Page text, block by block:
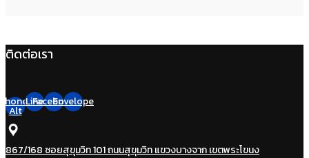
ติดต่อเรา
Alt
Line
Facebook
Envelope
867/168 ซอยสุขุมวิท 101 ถนนสุขุมวิท แขวงบางจาก เขตพระโขนง